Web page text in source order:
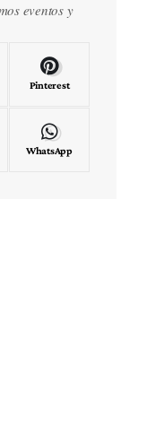
eventos y
Pinterest
WhatsApp